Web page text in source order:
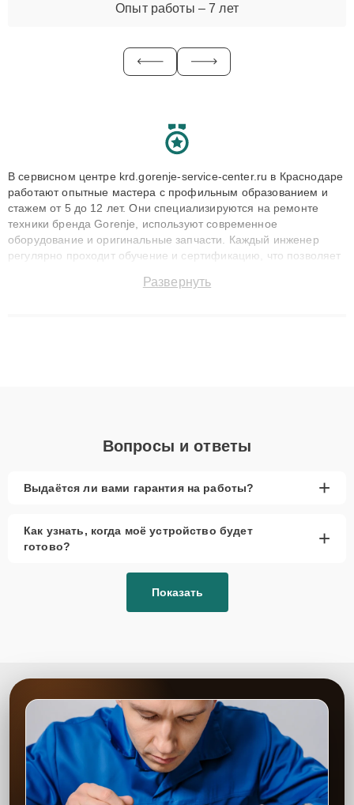
Опыт работы – 7 лет
В сервисном центре krd.gorenje-service-center.ru в Краснодаре
работают опытные мастера с профильным образованием и
стажем от 5 до 12 лет. Они специализируются на ремонте
техники бренда Gorenje, используют современное
оборудование и оригинальные запчасти. Каждый инженер
регулярно проходит обучение и сертификацию, что позволяет
технику с сохранением гарантии до 3 лет. Наши мастера
Развернуть
Вопросы и ответы
Выдаётся ли вами гарантия на работы? +
Как узнать, когда моё устройство будет
готово?
+
Показать